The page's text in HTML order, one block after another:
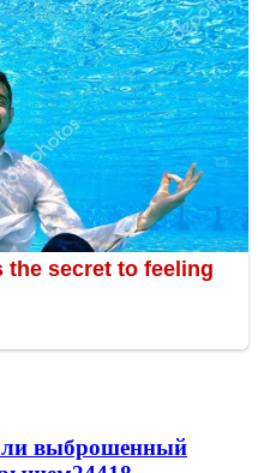
выброшенный